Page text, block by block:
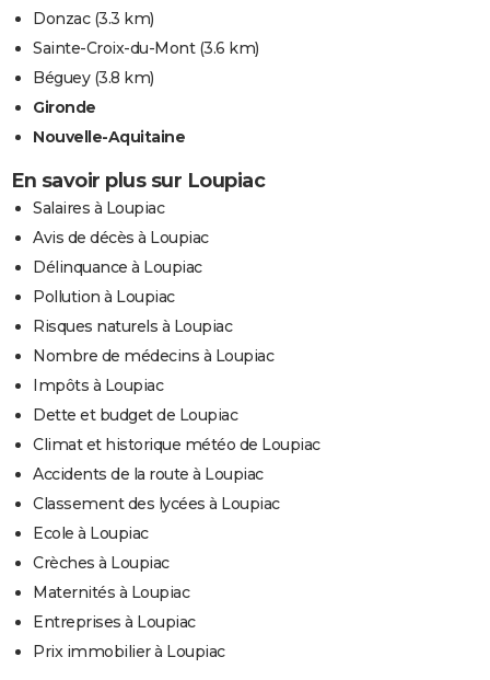
Donzac(3.3 km)
Sainte-Croix-du-Mont(3.6 km)
Béguey(3.8 km)
Gironde
Nouvelle-Aquitaine
En savoir plus sur Loupiac
Salaires à Loupiac
Avis de décès à Loupiac
Délinquance à Loupiac
Pollution à Loupiac
Risques naturels à Loupiac
Nombre de médecins à Loupiac
Impôts à Loupiac
Dette et budget de Loupiac
Climat et historique météo de Loupiac
Accidents de la route à Loupiac
Classement des lycées à Loupiac
Ecole à Loupiac
Crèches à Loupiac
Maternités à Loupiac
Entreprises à Loupiac
Prix immobilier à Loupiac